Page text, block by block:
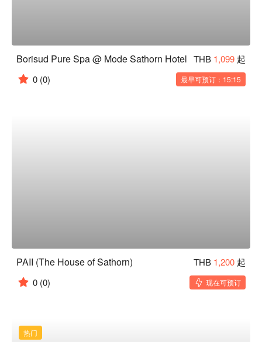
Borisud Pure Spa @ Mode Sathorn Hotel THB 1,099 起
0 (0) 最早可预订：15:15
PAII (The House of Sathorn) THB 1,200 起
0 (0) 现在可预订
热门